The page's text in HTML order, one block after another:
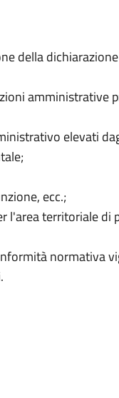
della
amministrative
elevati
ecc.;
l'area territoriale di
normativa